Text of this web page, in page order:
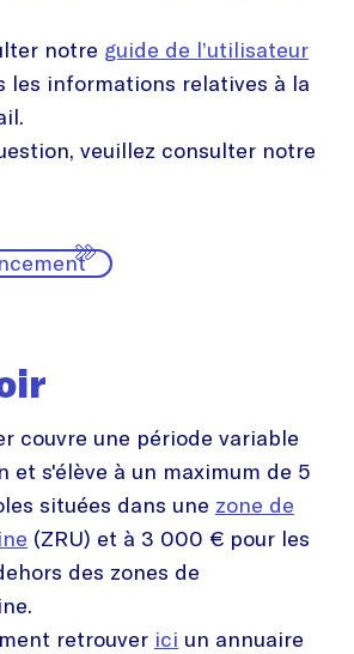
notre guide de l’utilisateur
les informations relatives à la
veuillez consulter notre
couvre une période variable
et s'élève à un maximum de 5
situées dans une zone de
(ZRU) et à 3 000 € pour les
des zones de
retrouver ici un annuaire